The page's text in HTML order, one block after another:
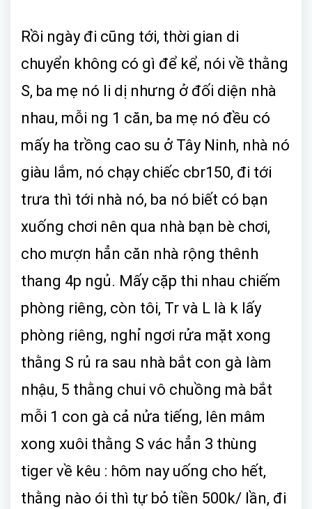
Rồi ngày đi cũng tới, thời gian di
chuyển không có gì để kể, nói về thằng
S, ba mẹ nó li dị nhưng ở đối diện nhà
nhau, mỗi ng 1 căn, ba mẹ nó đều có
mấy ha trồng cao su ở Tây Ninh, nhà nó
giàu lắm, nó chạy chiếc cbr150, đi tới
trưa thì tới nhà nó, ba nó biết có bạn
xuống chơi nên qua nhà bạn bè chơi,
cho mượn hẳn căn nhà rộng thênh
thang 4p ngủ. Mấy cặp thi nhau chiếm
phòng riêng, còn tôi, Tr và L là k lấy
phòng riêng, nghỉ ngơi rửa mặt xong
thằng S rủ ra sau nhà bắt con gà làm
nhậu, 5 thằng chui vô chuồng mà bắt
mỗi 1 con gà cả nửa tiếng, lên mâm
xong xuôi thằng S vác hẳn 3 thùng
tiger về kêu : hôm nay uống cho hết,
thằng nào ói thì tự bỏ tiền 500k/ lần, đi